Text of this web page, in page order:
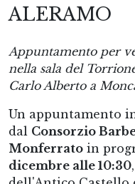
ALERAMO
Appuntamento per
nella sala del
Carlo Alberto a
Un appuntamento
dal Consorzio
Monferrato in
dicembre alle 10:30